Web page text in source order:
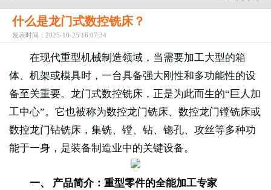
什么是龙门式数控铣床？
发表时间：2025-10-25 16:07:34
在现代重型机械制造领域，当需要加工大型的箱
体、机架或模具时，一台具备强大刚性和多功能性的设
备至关重要。龙门式数控铣床，正是为此而生的“巨人加
工中心”。它也被称为数控龙门铣床、数控龙门镗铣床或
数控龙门钻铣床，集铣、镗、钻、锪孔、攻丝等多种功
能于一身，是装备制造业中的关键设备。
一、 产品简介：重型零件的全能加工专家